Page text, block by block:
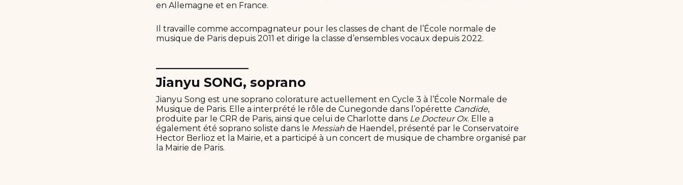
en Allemagne et en France.
Il travaille comme accompagnateur pour les classes de chant de l’École normale de
musique de Paris depuis 2011 et dirige la classe d’ensembles vocaux depuis 2022.
______________
Jianyu SONG, soprano
Jianyu Song est une soprano colorature actuellement en Cycle 3 à l’École Normale de
Musique de Paris. Elle a interprété le rôle de Cunegonde dans l’opérette Candide,
produite par le CRR de Paris, ainsi que celui de Charlotte dans Le Docteur Ox. Elle a
également été soprano soliste dans le Messiah de Haendel, présenté par le Conservatoire
Hector Berlioz et la Mairie, et a participé à un concert de musique de chambre organisé par
la Mairie de Paris.